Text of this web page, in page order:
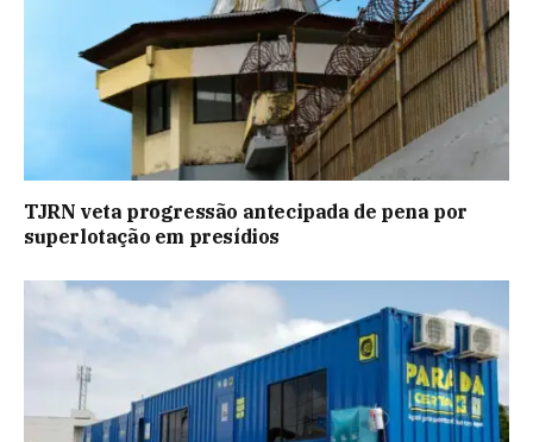
TJRN veta progressão antecipada de pena por
superlotação em presídios